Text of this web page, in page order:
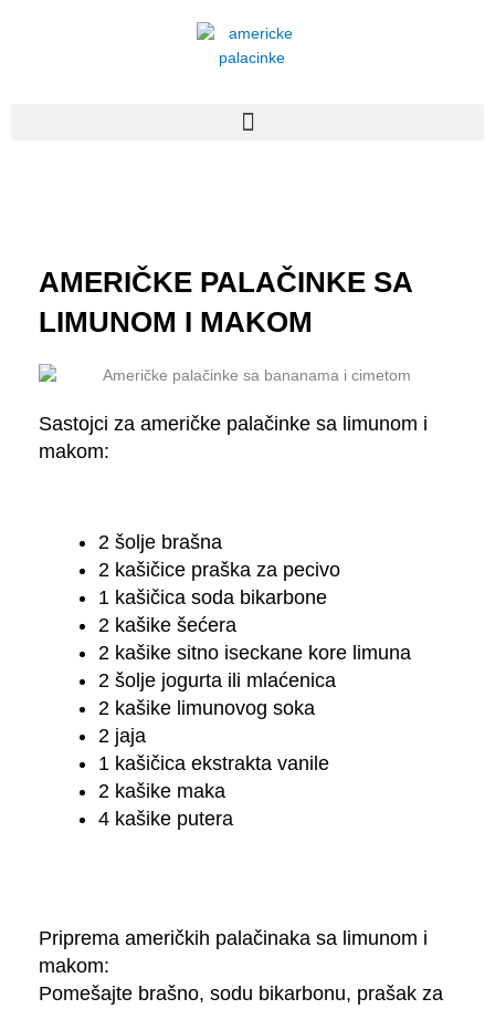
AMERIČKE PALAČINKE SA
LIMUNOM I MAKOM
Sastojci za američke palačinke sa limunom i
makom:
2 šolje brašna
2 kašičice praška za pecivo
1 kašičica soda bikarbone
2 kašike šećera
2 kašike sitno iseckane kore limuna
2 šolje jogurta ili mlaćenica
2 kašike limunovog soka
2 jaja
1 kašičica ekstrakta vanile
2 kašike maka
4 kašike putera
Priprema američkih palačinaka sa limunom i
makom:
Pomešajte brašno, sodu bikarbonu, prašak za